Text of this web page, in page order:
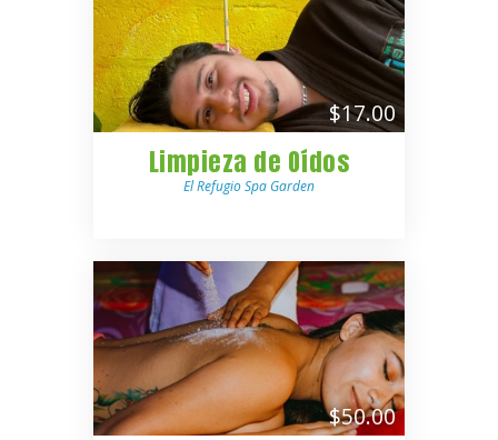
$17.00
Limpieza de Oídos
El Refugio Spa Garden
$50.00